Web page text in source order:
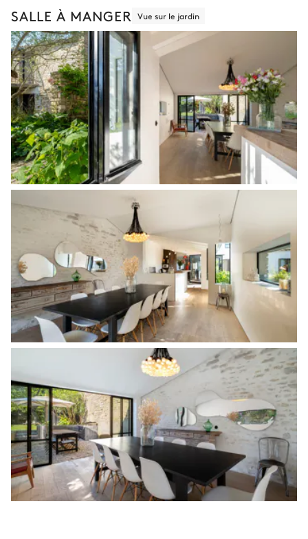
SALLE À MANGER Vue sur le jardin